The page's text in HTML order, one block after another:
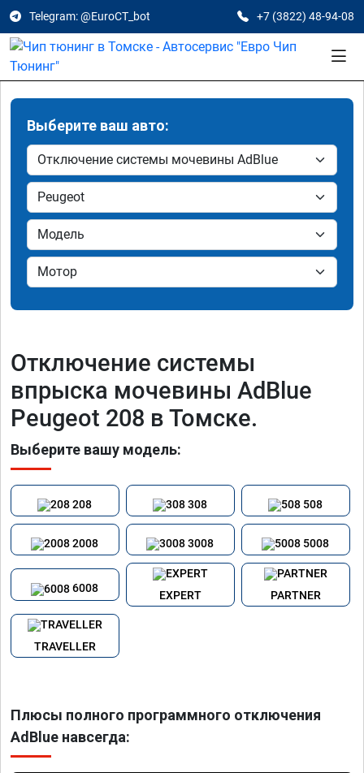
Telegram: @EuroCT_bot +7 (3822) 48-94-08
Выберите ваш авто:
Отключение системы
впрыска мочевины AdBlue
Peugeot 208 в Томске.
Выберите вашу модель:
208 308 508
2008 3008 5008
6008
EXPERT PARTNER
TRAVELLER
Плюсы полного программного отключения
AdBlue навсегда: